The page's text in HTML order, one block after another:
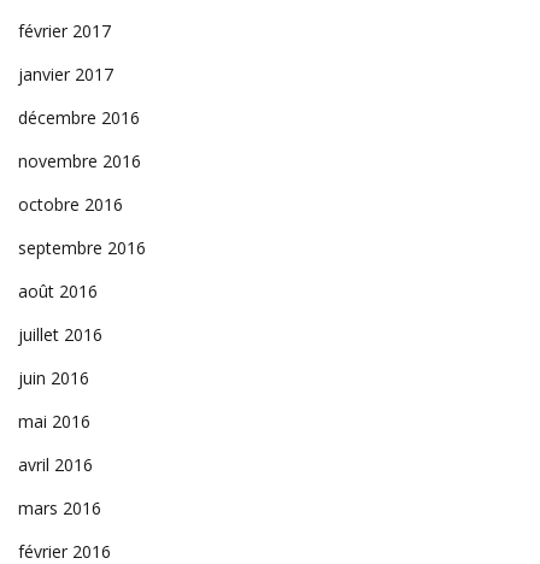
février 2017
janvier 2017
décembre 2016
novembre 2016
octobre 2016
septembre 2016
août 2016
juillet 2016
juin 2016
mai 2016
avril 2016
mars 2016
février 2016